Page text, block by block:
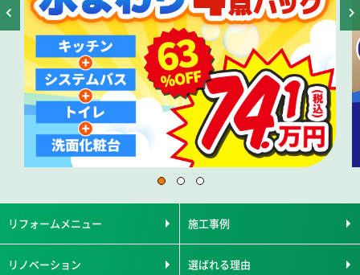
リフォームメニュー 施工事例
リノベーション 選ばれる理由